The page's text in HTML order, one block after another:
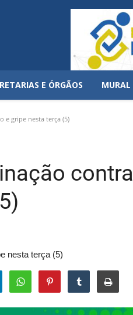
E ÓRGÃOS MURAL
e gripe nesta terça (5)
nesta terça (5)